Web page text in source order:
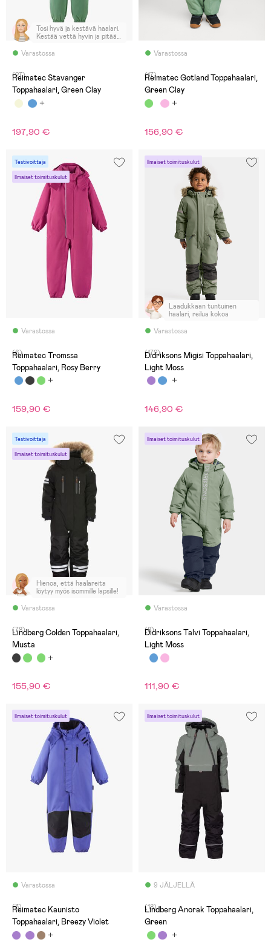
Varastossa
Tosi hyvä ja kestävä haalari.
Kestää vettä hyvin ja pitää
(27)
Reimatec Stavanger
Toppahaalari, Green Clay
197,90 €
Varastossa
(17)
Reimatec Gotland Toppahaalari,
Green Clay
156,90 €
Testivoittaja
Ilmaiset toimituskulut
Varastossa
(6)
Reimatec Tromssa
Toppahaalari, Rosy Berry
159,90 €
Ilmaiset toimituskulut
Varastossa
Laadukkaan tuntuinen
haalari, reilua kokoa
(172)
Didriksons Migisi Toppahaalari,
Light Moss
146,90 €
Testivoittaja
Ilmaiset toimituskulut
Varastossa
Hienoa, että haalareita
löytyy myös isommille lapsille!
(78)
Lindberg Colden Toppahaalari,
Musta
155,90 €
Ilmaiset toimituskulut
Varastossa
(8)
Didriksons Talvi Toppahaalari,
Light Moss
111,90 €
Ilmaiset toimituskulut
Varastossa
(3)
Reimatec Kaunisto
Toppahaalari, Breezy Violet
Ilmaiset toimituskulut
9 JÄLJELLÄ
(18)
Lindberg Anorak Toppahaalari,
Green